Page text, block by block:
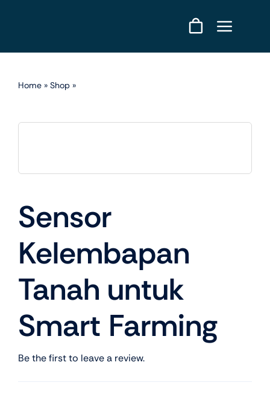
Home » Shop »
Sensor
Kelembapan
Tanah untuk
Smart Farming
Be the first to leave a review.